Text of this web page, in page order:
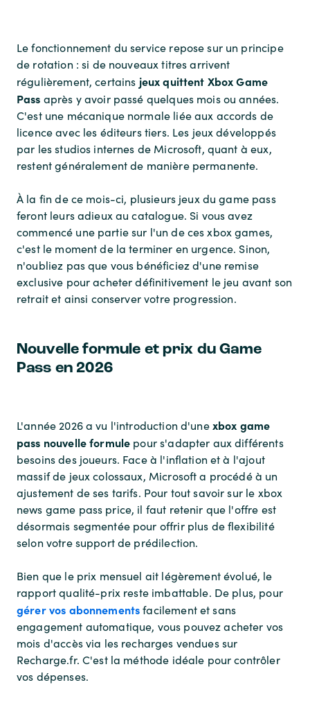
Le fonctionnement du service repose sur un principe
de rotation : si de nouveaux titres arrivent
régulièrement, certains jeux quittent Xbox Game
Pass après y avoir passé quelques mois ou années.
C'est une mécanique normale liée aux accords de
licence avec les éditeurs tiers. Les jeux développés
par les studios internes de Microsoft, quant à eux,
restent généralement de manière permanente.
À la fin de ce mois-ci, plusieurs jeux du game pass
feront leurs adieux au catalogue. Si vous avez
commencé une partie sur l'un de ces xbox games,
c'est le moment de la terminer en urgence. Sinon,
n'oubliez pas que vous bénéficiez d'une remise
exclusive pour acheter définitivement le jeu avant son
retrait et ainsi conserver votre progression.
Nouvelle formule et prix du Game
Pass en 2026
L'année 2026 a vu l'introduction d'unexbox game
pass nouvelle formule pour s'adapter aux différents
besoins des joueurs. Face à l'inflation et à l'ajout
massif de jeux colossaux, Microsoft a procédé à un
ajustement de ses tarifs. Pour tout savoir sur le xbox
news game pass price, il faut retenir que l'offre est
désormais segmentée pour offrir plus de flexibilité
selon votre support de prédilection.
Bien que le prix mensuel ait légèrement évolué, le
rapport qualité-prix reste imbattable. De plus, pour
gérer vos abonnementsfacilement et sans
engagement automatique, vous pouvez acheter vos
mois d'accès via les recharges vendues sur
Recharge.fr. C'est la méthode idéale pour contrôler
vos dépenses.